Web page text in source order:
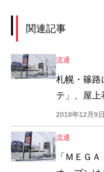
関連記事
流通
札幌・篠路
テ」、屋上
2018年12月9日
流通
「ＭＥＧ